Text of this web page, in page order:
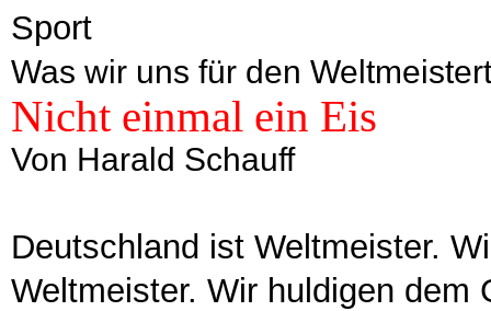
Sport
Was wir uns für den
Nicht einmal ein Eis
Von Harald Schauff
Deutschland ist Weltmeister.
Weltmeister. Wir huldigen